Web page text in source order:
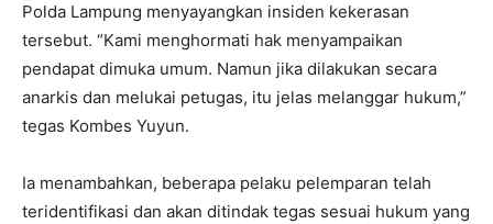
Polda Lampung menyayangkan insiden kekerasan
tersebut. “Kami menghormati hak menyampaikan
pendapat dimuka umum. Namun jika dilakukan secara
anarkis dan melukai petugas, itu jelas melanggar hukum,”
tegas Kombes Yuyun.
Ia menambahkan, beberapa pelaku pelemparan telah
teridentifikasi dan akan ditindak tegas sesuai hukum yang